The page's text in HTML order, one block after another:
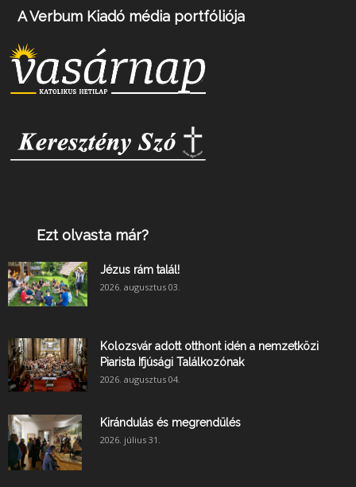
A Verbum Kiadó média portfóliója
Ezt olvasta már?
Jézus rám talál!
2026. augusztus 03.
Kolozsvár adott otthont idén a nemzetközi
Piarista Ifjúsági Találkozónak
2026. augusztus 04.
Kirándulás és megrendülés
2026. július 31.